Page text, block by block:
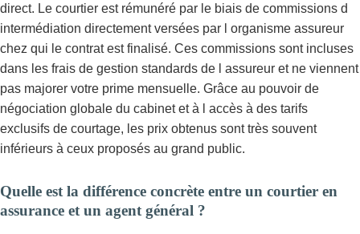
direct. Le courtier est rémunéré par le biais de commissions d
intermédiation directement versées par l organisme assureur
chez qui le contrat est finalisé. Ces commissions sont incluses
dans les frais de gestion standards de l assureur et ne viennent
pas majorer votre prime mensuelle. Grâce au pouvoir de
négociation globale du cabinet et à l accès à des tarifs
exclusifs de courtage, les prix obtenus sont très souvent
inférieurs à ceux proposés au grand public.
Quelle est la différence concrète entre un courtier en
assurance et un agent général ?